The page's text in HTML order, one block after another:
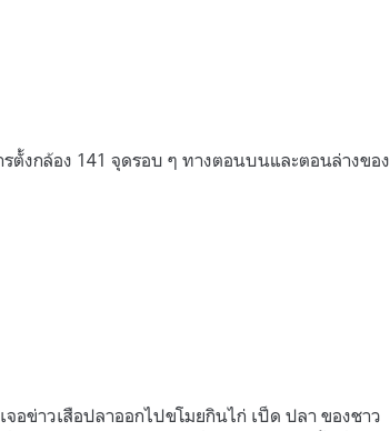
ตั้งกล้อง 141 จุดรอบ ๆ ทางตอนบนและตอนล่างของ
อข่าวเสือปลาออกไปขโมยกินไก่ เป็ด ปลา ของชาว